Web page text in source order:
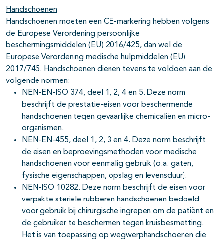
Handschoenen
Handschoenen moeten een CE-markering hebben volgens
de Europese Verordening persoonlijke
beschermingsmiddelen (EU) 2016/425, dan wel de
Europese Verordening medische hulpmiddelen (EU)
2017/745. Handschoenen dienen tevens te voldoen aan de
volgende normen:
NEN-EN-ISO 374, deel 1, 2, 4 en 5. Deze norm
beschrijft de prestatie-eisen voor beschermende
handschoenen tegen gevaarlijke chemicaliën en micro-
organismen.
NEN-EN-455, deel 1, 2, 3 en 4. Deze norm beschrijft
de eisen en beproevingsmethoden voor medische
handschoenen voor eenmalig gebruik (o.a. gaten,
fysische eigenschappen, opslag en levensduur).
NEN-ISO 10282. Deze norm beschrijft de eisen voor
verpakte steriele rubberen handschoenen bedoeld
voor gebruik bij chirurgische ingrepen om de patiënt en
de gebruiker te beschermen tegen kruisbesmetting.
Het is van toepassing op wegwerphandschoenen die